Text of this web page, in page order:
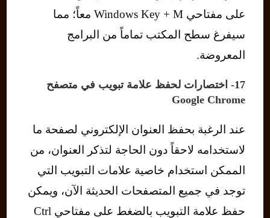
على مفتاحي Windows Key + M معاً؛ مما
سيفرغ سطح المكتب تماماً من البرامج
المعروضة.
17- اختصارات لحفظ علامة تبويب في متصفح
Google Chrome
عند الرغبة بحفظ العنوان الإلكتروني لصفحة ما
لاستخدامه لاحقاً دون الحاجة لتذكر العنوان، من
الممكن استخدام خاصية علامات التبويب التي
توجد في جميع المتصفحات الحديثة الآن، ويمكن
حفظ علامة التبويب بالضغط على مفتاحي Ctrl